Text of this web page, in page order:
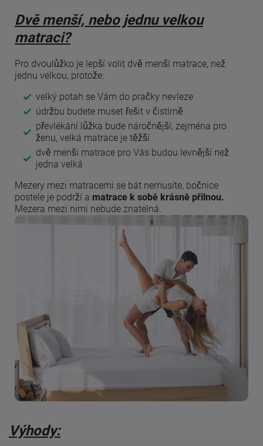
Dvě menší, nebo jednu velkou
matraci?
Pro dvoulůžko je lepší volit dvě menší matrace, než
jednu velkou, protože:
velký potah se Vám do pračky nevleze
údržbu budete muset řešit v čistírně
převlékání lůžka bude náročnější, zejména pro
ženu, velká matrace je těžší
dvě menší matrace pro Vás budou levnější než
jedna velká
Mezery mezi matracemi se bát nemusíte, bočnice
postele je podrží a matrace k sobě krásně přilnou.
Mezera mezi nimi nebude znatelná.
Výhody: